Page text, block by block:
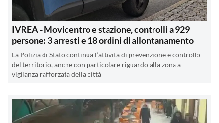
IVREA - Movicentro e stazione, controlli a 929
persone: 3 arresti e 18 ordini di allontanamento
La Polizia di Stato continua l’attività di prevenzione e controllo
del territorio, anche con particolare riguardo alla zona a
vigilanza rafforzata della città